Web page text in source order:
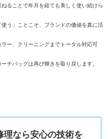
ることで年月を経ても美しく使い続けら
う」ことこそ、ブランドの価値を真に活
ー、クリーニングまでトータル対応可
チバッグは再び輝きを取り戻します。
理なら安心の技術を